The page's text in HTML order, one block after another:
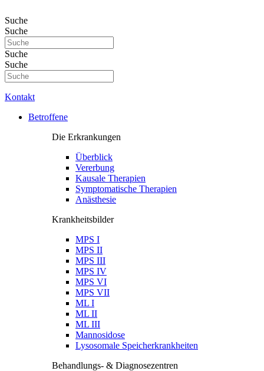
Inhalt
springen
Suche
Suche
Suche
Suche
Kontakt
Main
Betroffene
Die Erkrankungen
Überblick
Vererbung
Kausale Therapien
Symptomatische Therapien
Anästhesie
Krankheitsbilder
MPS I
MPS II
MPS III
MPS IV
MPS VI
MPS VII
ML I
ML II
ML III
Mannosidose
Lysosomale Speicherkrankheiten
Behandlungs- & Diagnosezentren